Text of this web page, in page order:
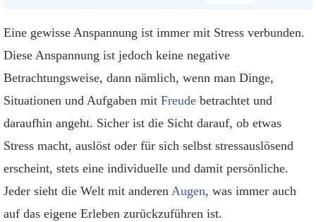
Schüssler-Salze
Ernährung und Diät
Weitere Ratgeber
Eine gewisse Anspannung ist immer mit Stress verbunden.
Diese Anspannung ist jedoch keine negative
Betrachtungsweise, dann nämlich, wenn man Dinge,
Situationen und Aufgaben mit Freude betrachtet und
daraufhin angeht. Sicher ist die Sicht darauf, ob etwas
Stress macht, auslöst oder für sich selbst stressauslösend
erscheint, stets eine individuelle und damit persönliche.
Jeder sieht die Welt mit anderen Augen, was immer auch
auf das eigene Erleben zurückzuführen ist.